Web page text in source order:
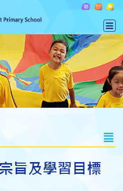
旨及學習目標